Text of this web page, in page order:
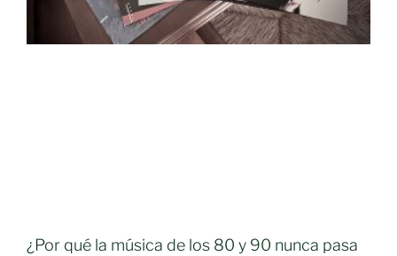
¿Por qué la música de los 80 y 90 nunca pasa